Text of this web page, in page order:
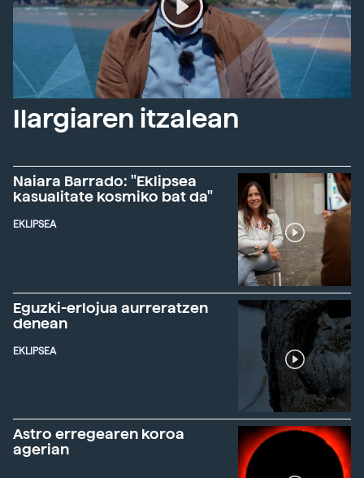
Ilargiaren itzalean
Naiara Barrado: "Eklipsea
kasualitate kosmiko bat da"
EKLIPSEA
Eguzki-erlojua aurreratzen
denean
EKLIPSEA
Astro erregearen koroa
agerian